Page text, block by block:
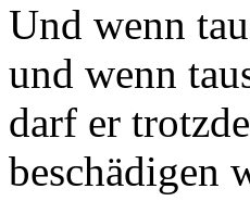
Und wenn
und wenn
darf er
beschädigen